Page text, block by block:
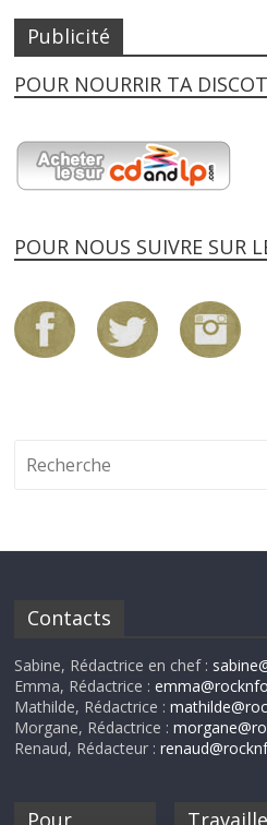
Publicité
POUR NOURRIR TA
POUR NOUS SUIVRE SUR
Contacts
Sabine, Rédactrice en chef :
Emma, Rédactrice :
Mathilde, Rédactrice :
Morgane, Rédactrice :
Renaud, Rédacteur :
Pour